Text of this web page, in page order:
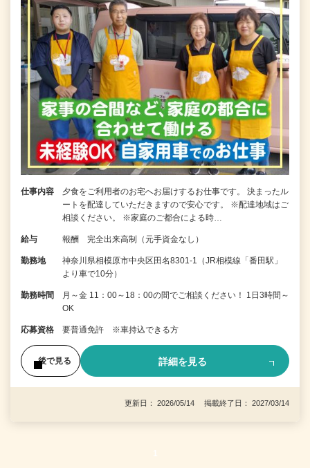
仕事内容
夕食をご利用者のお宅へお届けするお仕事です。 決まったル
ートを配達していただきますので安心です。 ※配達地域はご
相談ください。 ※家庭のご都合による時…
給与 報酬 完全出来高制（元手資金なし）
勤務地
神奈川県相模原市中央区田名8301-1（JR相模線「番田駅」
より車で10分）
勤務時間
月～金 11：00～18：00の間でご相談ください！ 1日3時間～
OK
応募資格 要普通免許 ※車持込できる方
後で見る 詳細を見る
更新日： 2026/05/14 掲載終了日： 2027/03/14
1